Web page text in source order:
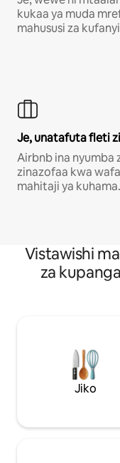
kukaa ya muda
mahususi za
Je, unatafuta fleti
Airbnb ina nyumba
zinazofaa kwa
mahitaji ya kuhama.
Vistawishi
za
Jiko